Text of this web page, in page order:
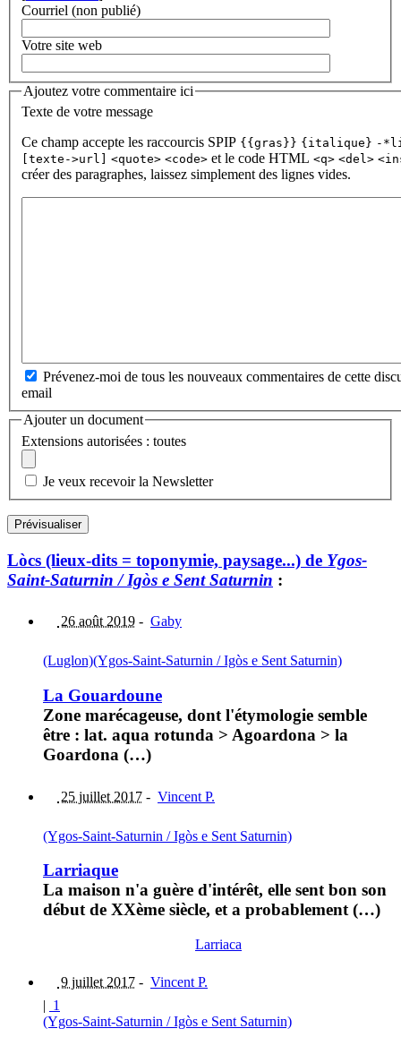
Courriel (non publié)
Votre site web
Ajoutez votre commentaire ici
Texte de votre message
Ce champ accepte les raccourcis SPIP {{gras}} {italique} -
[texte->url]
<quote> <code> et le code HTML <q> <del>
créer des paragraphes, laissez simplement des lignes vides.
Prévenez-moi de tous les nouveaux commentaires de cette
email
Ajouter un document
Extensions autorisées : toutes
Je veux recevoir la Newsletter
Lòcs (lieux-dits = toponymie, paysage...) de Ygos-
Saint-Saturnin / Igòs e Sent Saturnin :
26 août 2019 - Gaby
(Luglon)(Ygos-Saint-Saturnin / Igòs e Sent Saturnin)
La Gouardoune
Zone marécageuse, dont l'étymologie semble
être : lat. aqua rotunda > Agoardona > la
Goardona (…)
25 juillet 2017 - Vincent P.
(Ygos-Saint-Saturnin / Igòs e Sent Saturnin)
Larriaque
La maison n'a guère d'intérêt, elle sent bon son
début de XXème siècle, et a probablement (…)
Larriaca
9 juillet 2017 - Vincent P.
| 1
(Ygos-Saint-Saturnin / Igòs e Sent Saturnin)